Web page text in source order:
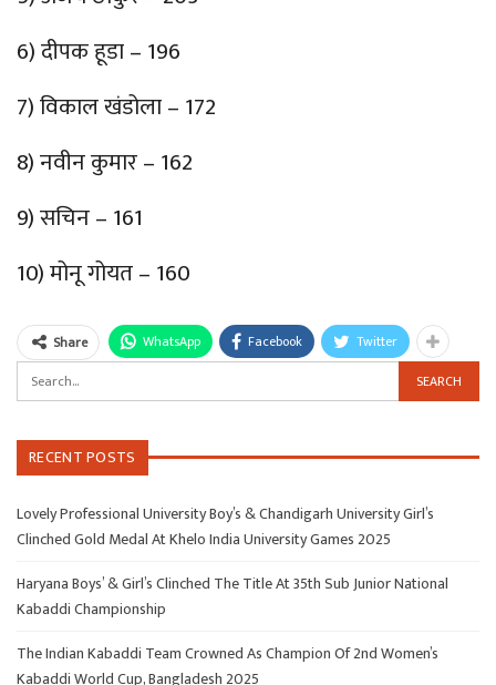
6) दीपक हूडा – 196
7) विकाल खंडोला – 172
8) नवीन कुमार – 162
9) सचिन – 161
10) मोनू गोयत – 160
Share WhatsApp Facebook Twitter
RECENT POSTS
Lovely Professional University Boy’s & Chandigarh University Girl’s
Clinched Gold Medal At Khelo India University Games 2025
Haryana Boys’ & Girl’s Clinched The Title At 35th Sub Junior National
Kabaddi Championship
The Indian Kabaddi Team Crowned As Champion Of 2nd Women’s
Kabaddi World Cup, Bangladesh 2025